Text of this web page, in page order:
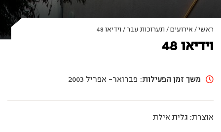
ראשי / אירועים / תערוכות עבר / וידיאו 48
וידיאו 48
משך זמן הפעילות: פברואר- אפריל 2003
אוצרת: גלית אילת